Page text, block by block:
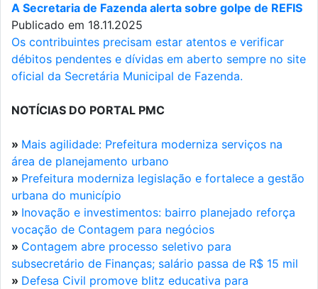
A Secretaria de Fazenda alerta sobre golpe de REFIS
Publicado em 18.11.2025
Os contribuintes precisam estar atentos e verificar
débitos pendentes e dívidas em aberto sempre no site
oficial da Secretária Municipal de Fazenda.
NOTÍCIAS DO PORTAL PMC
» Mais agilidade: Prefeitura moderniza serviços na
área de planejamento urbano
» Prefeitura moderniza legislação e fortalece a gestão
urbana do município
» Inovação e investimentos: bairro planejado reforça
vocação de Contagem para negócios
» Contagem abre processo seletivo para
subsecretário de Finanças; salário passa de R$ 15 mil
» Defesa Civil promove blitz educativa para